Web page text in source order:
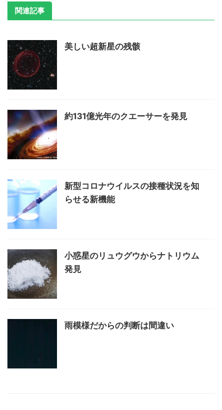
関連記事
美しい超新星の残骸
約131億光年のクエーサーを発見
新型コロナウイルスの接種状況を知
らせる新機能
小惑星のリュウグウからナトリウム
発見
雨模様だからの判断は間違い